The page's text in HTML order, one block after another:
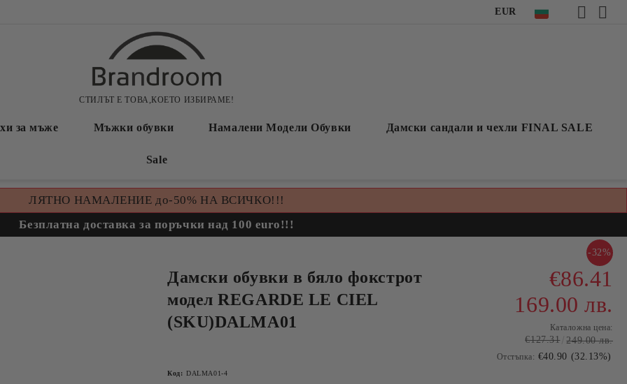
EUR
СТИЛЪТ Е ТОВА,КОЕТО ИЗБИРАМЕ!
за мъже Мъжки обувки Намалени Модели Обувки Дамски сандали и чехли FINAL SALE
Sale
ЛЯТНО НАМАЛЕНИЕ до-50% НА ВСИЧКО!!!
Безплатна доставка за поръчки над 100 euro!!!
Дамски обувки в бяло фокстрот
модел REGARDE LE CIEL
(SKU)DALMA01
-32%
€86.41
169.00 лв.
Каталожна цена:
€127.31 249.00 лв.
Отстъпка: €40.90 (32.13%)
Код: DALMA01-4